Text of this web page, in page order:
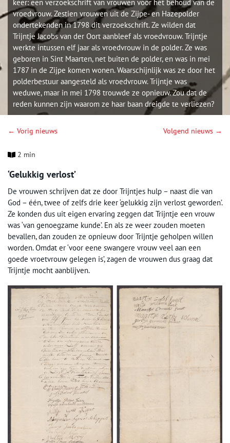
keer: een verzoekschrift van vrouwen voor het behoud van de
vroedvrouw. Zestien vrouwen uit de Zijpe- en Hazepolder
ondertekenden in 1798 dit verzoekschrift. Ze wilden dat
Trijntje Jacobs van der Oort aanbleef als vroedvrouw. Trijntje
werkte intussen elf jaar als vroedvrouw in de polder. Ze was
geboren in Sint Maarten, net buiten de polder, en was in mei
1787 in de Zijpe komen wonen. Waarschijnlijk was ze door het
polderbestuur aangesteld als vroedvrouw. Trijntje was
weduwe, maar in mei 1798 trouwde ze opnieuw. Zou dat de
reden kunnen zijn waarom ze haar baan dreigde te verliezen?
← Vorig nieuws Volgend nieuws →
2 min
‘Gelukkig verlost’
De vrouwen schrijven dat ze door Trijntjes hulp – naast die van
God – één, twee of zelfs drie keer ‘gelukkig zijn verlost geworden’.
Ze konden dus uit eigen ervaring zeggen dat Trijntje een vrouw
was ‘van genoegzame kunde’. En als ze weer zouden moeten
bevallen, dan zouden ze opnieuw door Trijntje geholpen willen
worden. Omdat er ‘voor eene swangere vrouw veel aan een
goede vroetvrouw gelegen is’, zagen de vrouwen dus graag dat
Trijntje mocht aanblijven.